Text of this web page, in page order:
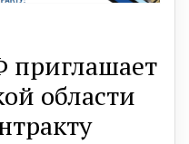
области